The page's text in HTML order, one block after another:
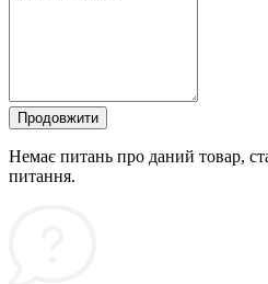
Продовжити
Немає питань про даний товар,
питання.